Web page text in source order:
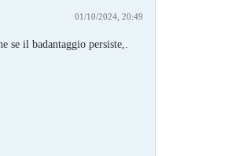
01/10/2024, 20:49
se il badantaggio persiste,.